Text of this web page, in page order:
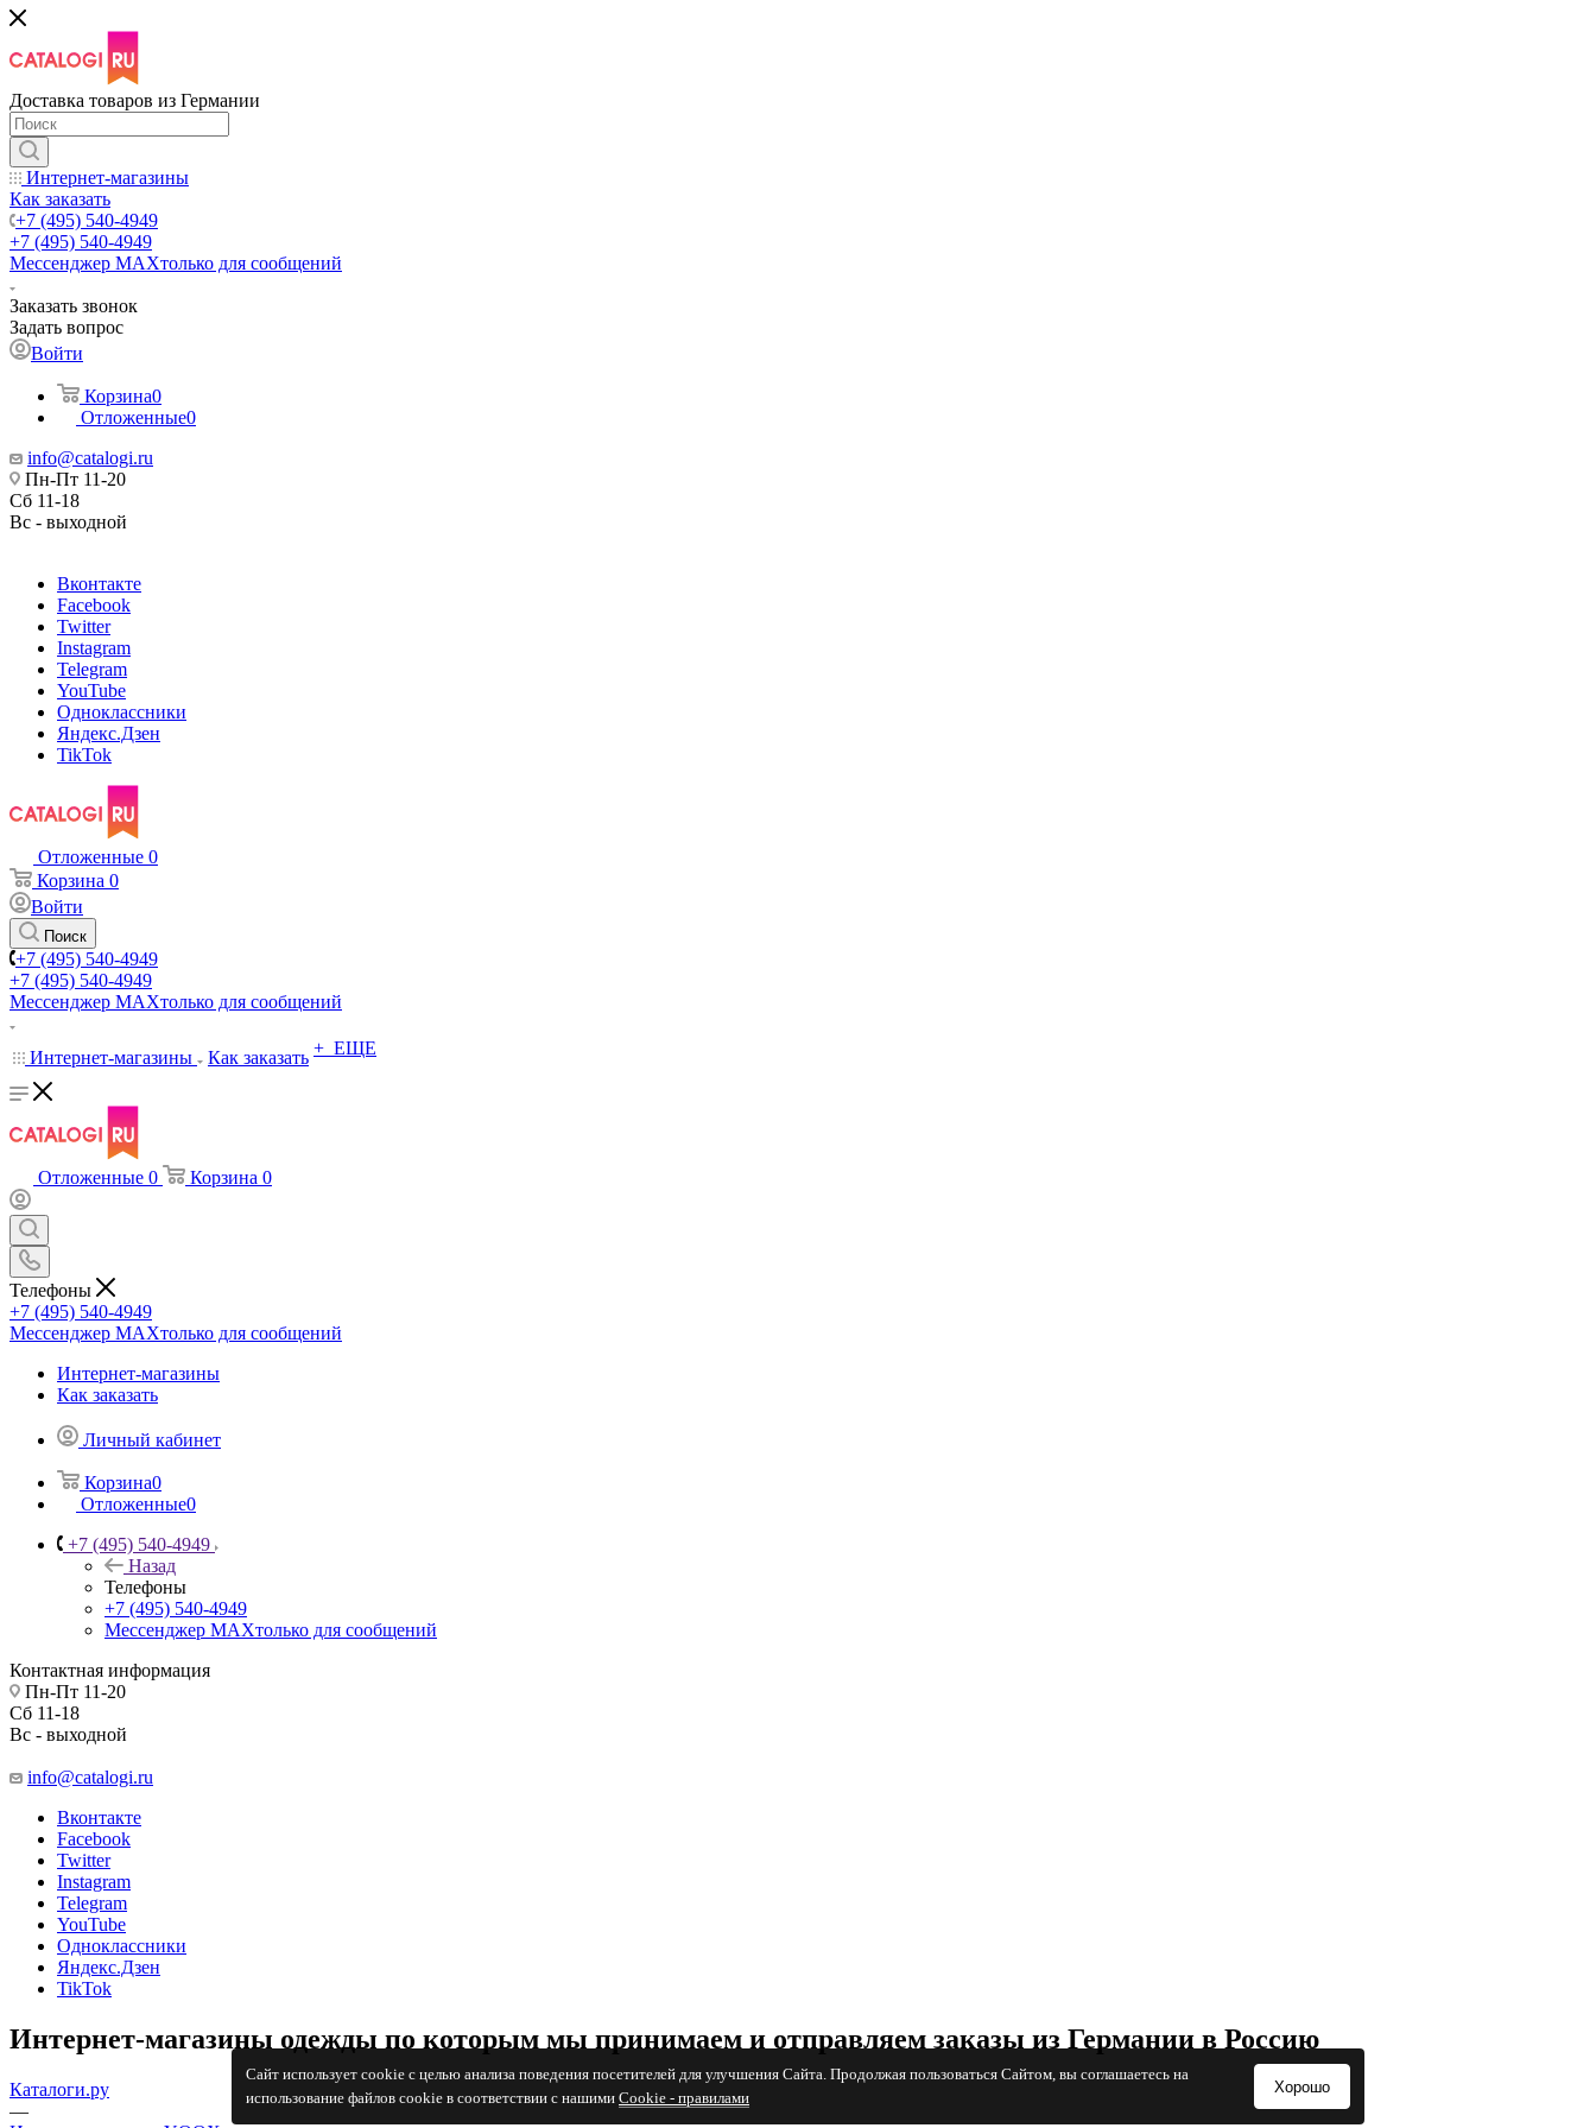
Сайт использует cookie с целью анализа поведения посетителей для улучшения Сайта. Продолжая пользоваться Сайтом, вы соглашаетесь на
использование файлов cookie в соответствии с нашими Cookiе - правилами
Хорошо
Доставка товаров из Германии
Интернет-магазины
Как заказать
+7 (495) 540-4949
+7 (495) 540-4949
Мессенджер МАХтолько для сообщений
Заказать звонок
Задать вопрос
Войти
Корзина0
Отложенные0
info@catalogi.ru
Пн-Пт 11-20
Сб 11-18
Вс - выходной
Вконтакте
Facebook
Twitter
Instagram
Telegram
YouTube
Одноклассники
Яндекс.Дзен
TikTok
Отложенные 0
Корзина 0
Войти
Поиск
+7 (495) 540-4949
+7 (495) 540-4949
Мессенджер МАХтолько для сообщений
Интернет-магазины Как заказать + ЕЩЕ
Отложенные 0 Корзина 0
Телефоны
+7 (495) 540-4949
Мессенджер МАХтолько для сообщений
Интернет-магазины
Как заказать
Личный кабинет
Корзина0
Отложенные0
+7 (495) 540-4949
Назад
Телефоны
+7 (495) 540-4949
Мессенджер МАХтолько для сообщений
Контактная информация
Пн-Пт 11-20
Сб 11-18
Вс - выходной
info@catalogi.ru
Вконтакте
Facebook
Twitter
Instagram
Telegram
YouTube
Одноклассники
Яндекс.Дзен
TikTok
Интернет-магазины одежды по которым мы принимаем и отправляем заказы из Германии в Россию
Каталоги.ру
—